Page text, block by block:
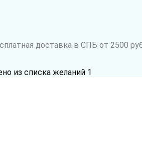
доставка в СПБ от 2500
из списка желаний 1